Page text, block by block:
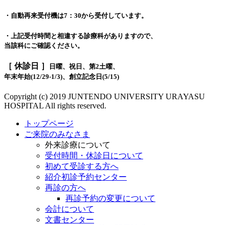
・自動再来受付機は7：30から受付しています。
・上記受付時間と相違する診療科がありますので、
当該科にご確認ください。
［ 休診日 ］
日曜、祝日、第2土曜、
年末年始(12/29-1/3)、創立記念日(5/15)
Copyright (c) 2019 JUNTENDO UNIVERSITY URAYASU
HOSPITAL All rights reserved.
トップページ
ご来院のみなさま
外来診療について
受付時間・休診日について
初めて受診する方へ
紹介初診予約センター
再診の方へ
再診予約の変更について
会計について
文書センター